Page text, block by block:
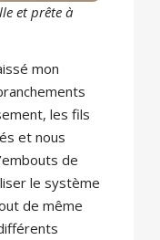
et prête à
mon
les fils
et nous
de
le système
de même